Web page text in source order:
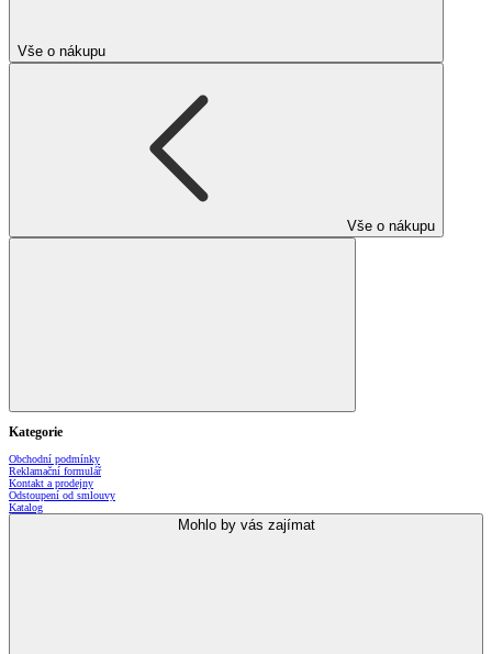
Vše o nákupu
Vše o nákupu
Kategorie
Obchodní podmínky
Reklamační formulář
Kontakt a prodejny
Odstoupení od smlouvy
Katalog
Mohlo by vás zajímat